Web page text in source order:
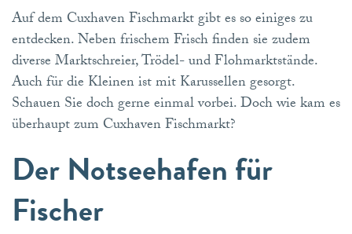
Auf dem Cuxhaven Fischmarkt gibt es so einiges zu
entdecken. Neben frischem Frisch finden sie zudem
diverse Marktschreier, Trödel- und Flohmarktstände.
Auch für die Kleinen ist mit Karussellen gesorgt.
Schauen Sie doch gerne einmal vorbei. Doch wie kam es
überhaupt zum Cuxhaven Fischmarkt?
Der Notseehafen für
Fischer